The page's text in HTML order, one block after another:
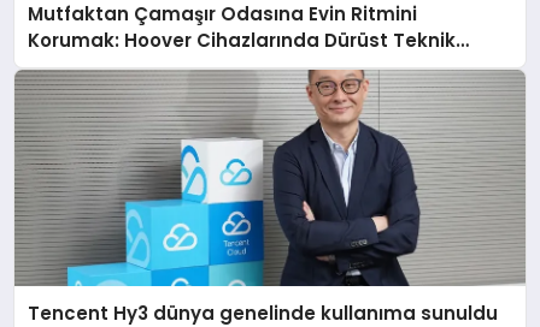
Mutfaktan Çamaşır Odasına Evin Ritmini
Korumak: Hoover Cihazlarında Dürüst Teknik
Destek Deneyimi
Tencent Hy3 dünya genelinde kullanıma sunuldu